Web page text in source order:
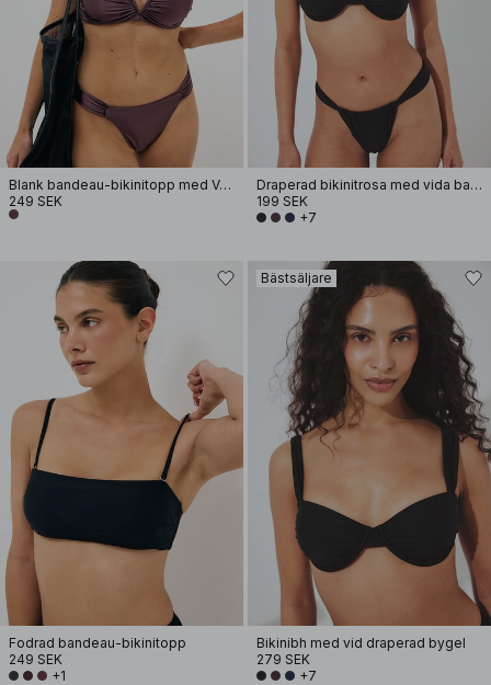
Blank bandeau-bikinitopp med V-båge
249 SEK
Draperad bikinitrosa med vida band
199 SEK
+7
Fodrad bandeau-bikinitopp
249 SEK
+1
Bästsäljare
Bikinibh med vid draperad bygel
279 SEK
+7